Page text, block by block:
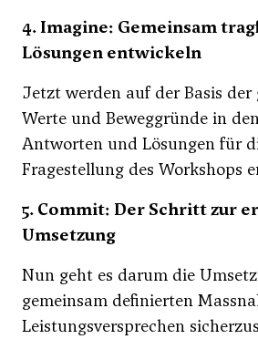
4. Imagine: Gemeinsam
Lösungen entwickeln
Jetzt werden auf der Basis der
Werte und Beweggründe in
Antworten und Lösungen für
Fragestellung des Workshops
5. Commit: Der Schritt zur
Umsetzung
Nun geht es darum die
gemeinsam definierten
Leistungsversprechen